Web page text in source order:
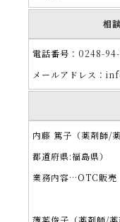
相
電話番号： 0248-
メールアドレス：
内藤 篤子（薬剤師/
都道府県:福島県）
業務内容…OTC販